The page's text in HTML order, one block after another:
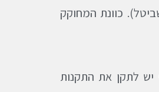
כוונת המחוקק
יש לתקן את התקנות